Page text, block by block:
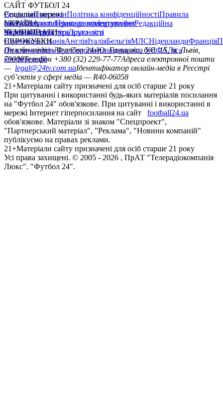
САЙТ ФУТБОЛ 24
РедакціяПрогнозиПолітика конфіденційностіПравила
сайтуКонтактиПравила коментуванняРедакційна
політикаСтруктура власності
Соціальні мережі
facebookxyoutubeinstagramtelegramviber
УКРАЇНА
УкраїнаПерша лігаДруга ліга
ЧЕМПІОНАТИ
НімеччинаІспаніяАнгліяІталіяБельгіяМЛСНідерландиФранція
ЄВРОКУБКИ
Ліга чемпіонівЛіга ЄвропиЮнацька ліга УЄФАЛіга
конференцій
Онлайн-медіа «Футбол 24»пл. Галицька, буд. 15, м. Львів,
79008Телефон +380 (32) 229-77-77Адреса електронної пошти
— legal@24tv.com.uaІдентифікатор онлайн-медіа в Реєстрі
суб’єктів у сфері медіа — R40-06058
21+Матеріали сайту призначені для осіб старше 21 року
При цитуванні і використанні будь-яких матеріалів посилання
на "Футбол 24" обов'язкове. При цитуванні і використанні в
мережі Інтернет гіперпосилання на сайт
football24.ua
обов'язкове. Матеріали зі знаком "Спецпроект",
"Партнерський матеріал", "Реклама", "Новини компаній"
публікуємо на правах реклами.
21+Матеріали сайту призначені для осіб старше 21 року
Усi права захищенi. © 2005 - 2026 , ПрАТ "Телерадіокомпанія
Люкс". "Футбол 24".